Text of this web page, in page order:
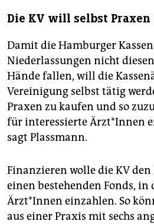
Die KV will selbst
Damit die Hamburger
Niederlassungen nicht
Hände fallen, will die
Vereinigung selbst tätig
Praxen zu kaufen und so
für interessierte Ärzt*Innen
sagt Plassmann.
Finanzieren wolle die KV
einen bestehenden Fonds,
Ärzt*Innen einzahlen. So
aus einer Praxis mit sechs